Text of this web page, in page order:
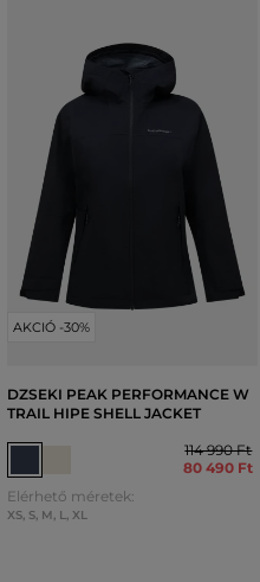
AKCIÓ -30%
DZSEKI PEAK PERFORMANCE W
TRAIL HIPE SHELL JACKET
114 990 Ft
80 490 Ft
Elérhető méretek:
XS, S, M L XL